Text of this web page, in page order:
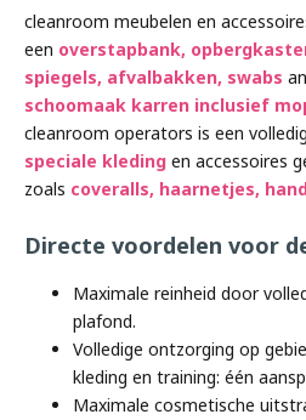
cleanroom meubelen en
een overstapbank,
spiegels, afvalbakken, swabs
schoomaak karren inclusief
cleanroom operators is een
speciale kleding en accessoires
zoals coveralls, haarnetjes,
Directe voordelen voor
Maximale reinheid door
plafond.
Volledige ontzorging op
kleding en training: één
Maximale cosmetische